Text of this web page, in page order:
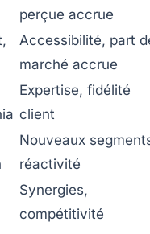
perçue accrue
Accessibilité, part
marché accrue
Expertise, fidélité
client
Nouveaux
réactivité
Synergies,
compétitivité